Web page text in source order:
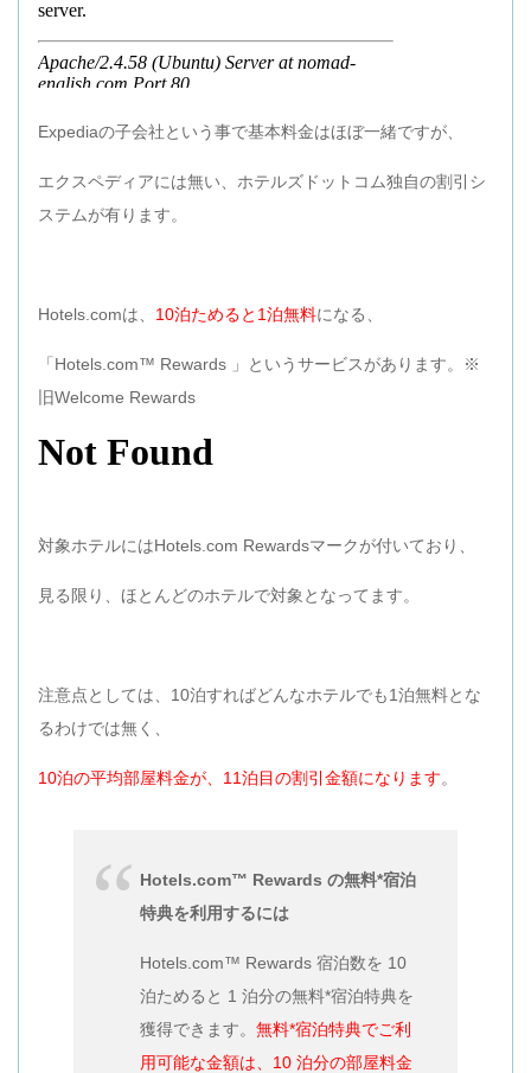
Expediaの子会社という事で基本料金はほぼ一緒ですが、
エクスペディアには無い、ホテルズドットコム独自の割引シ
ステムが有ります。
Hotels.comは、 10泊ためると1泊無料になる、
「Hotels.com™ Rewards 」というサービスがあります。※
旧Welcome Rewards
対象ホテルにはHotels.com Rewardsマークが付いており、
見る限り、ほとんどのホテルで対象となってます。
注意点としては、10泊すればどんなホテルでも1泊無料とな
るわけでは無く、
10泊の平均部屋料金が、11泊目の割引金額になります。
Hotels.com™ Rewards の無料*宿泊
特典を利用するには
Hotels.com™ Rewards 宿泊数を 10
泊ためると 1 泊分の無料*宿泊特典を
獲得できます。 無料*宿泊特典でご利
用可能な金額は、10 泊分の部屋料金